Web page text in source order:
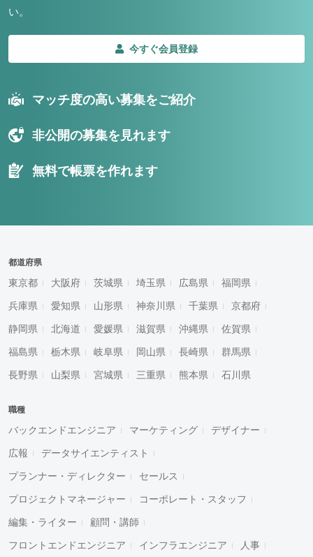
い。
今すぐ会員登録
マッチ度の高い募集をご紹介
非公開の募集を見れます
無料で帳票を作れます
都道府県
東京都 大阪府 茨城県 埼玉県 広島県 福岡県
兵庫県 愛知県 山形県 神奈川県 千葉県 京都府
静岡県 北海道 愛媛県 滋賀県 沖縄県 佐賀県
福島県 栃木県 岐阜県 岡山県 長崎県 群馬県
長野県 山梨県 宮城県 三重県 熊本県 石川県
職種
バックエンドエンジニア マーケティング デザイナー
広報 データサイエンティスト
プランナー・ディレクター セールス
プロジェクトマネージャー コーポレート・スタッフ
編集・ライター 顧問・講師
フロントエンドエンジニア インフラエンジニア 人事